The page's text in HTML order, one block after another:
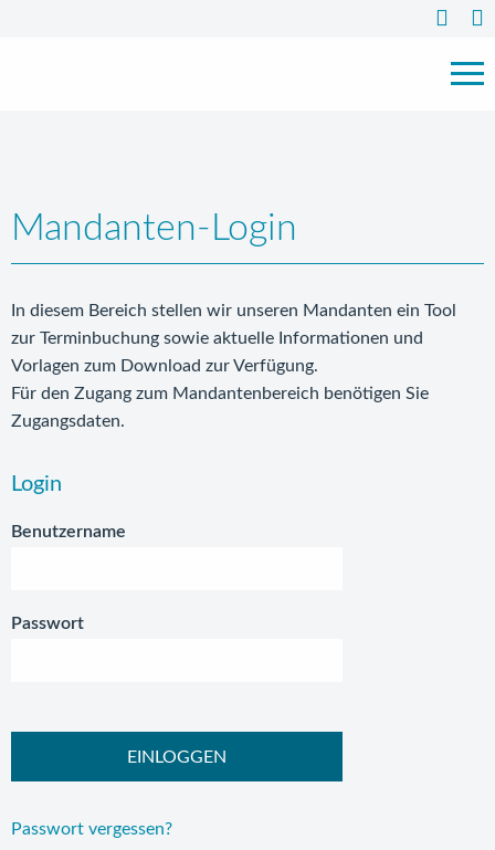
Mandanten-Login
In diesem Bereich stellen wir unseren Mandanten ein Tool
zur Terminbuchung sowie aktuelle Informationen und
Vorlagen zum Download zur Verfügung.
Für den Zugang zum Mandantenbereich benötigen Sie
Zugangsdaten.
Login
Benutzername
Passwort
EINLOGGEN
Passwort vergessen?